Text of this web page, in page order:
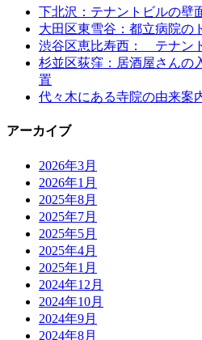
下北沢：テナントビルの壁
大田区東雪谷：都立病院の
渋谷区恵比寿西： テナン
杉並区荻窪：居酒屋さんの
置
代々木にある寺院の由来案
アーカイブ
2026年3月
2026年1月
2025年8月
2025年7月
2025年5月
2025年4月
2025年1月
2024年12月
2024年10月
2024年9月
2024年8月